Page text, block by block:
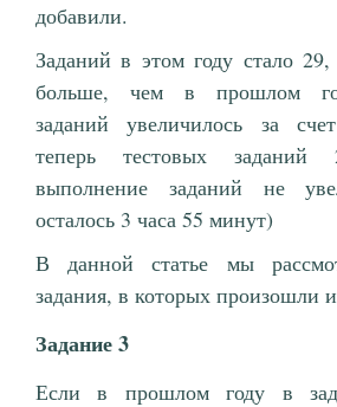
добавили.
Заданий в этом году стало
больше, чем в прошлом
заданий увеличилось за
теперь тестовых
выполнение заданий не
осталось 3 часа 55 минут)
В данной статье мы
задания, в которых произошли
Задание 3
Если в прошлом году в